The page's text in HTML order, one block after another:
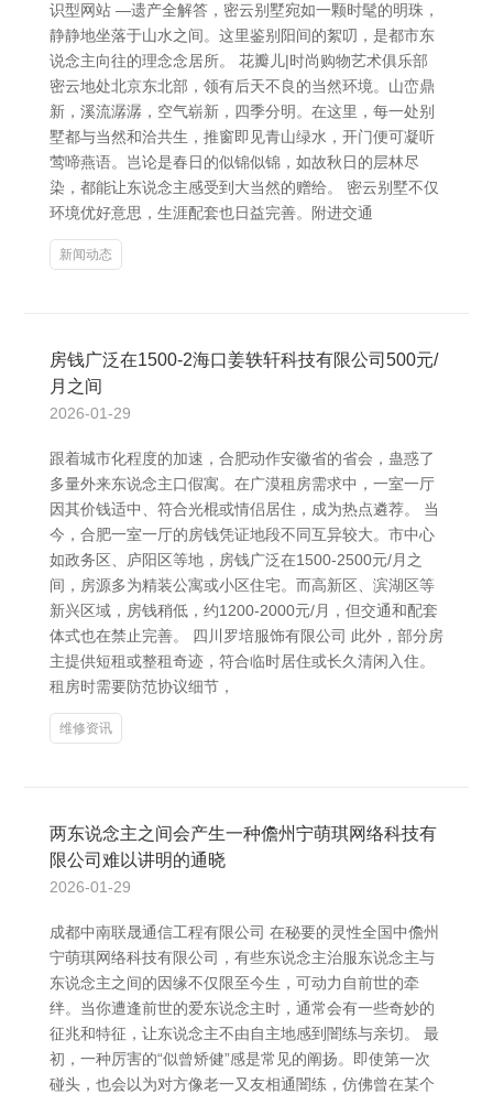
识型网站 —遗产全解答，密云别墅宛如一颗时髦的明珠，
静静地坐落于山水之间。这里鉴别阳间的絮叨，是都市东
说念主向往的理念念居所。 花瓣儿|时尚购物艺术俱乐部
密云地处北京东北部，领有后天不良的当然环境。山峦鼎
新，溪流潺潺，空气崭新，四季分明。在这里，每一处别
墅都与当然和洽共生，推窗即见青山绿水，开门便可凝听
莺啼燕语。岂论是春日的似锦似锦，如故秋日的层林尽
染，都能让东说念主感受到大当然的赠给。 密云别墅不仅
环境优好意思，生涯配套也日益完善。附进交通
新闻动态
房钱广泛在1500-2海口姜轶轩科技有限公司500元/
月之间
2026-01-29
跟着城市化程度的加速，合肥动作安徽省的省会，蛊惑了
多量外来东说念主口假寓。在广漠租房需求中，一室一厅
因其价钱适中、符合光棍或情侣居住，成为热点遴荐。 当
今，合肥一室一厅的房钱凭证地段不同互异较大。市中心
如政务区、庐阳区等地，房钱广泛在1500-2500元/月之
间，房源多为精装公寓或小区住宅。而高新区、滨湖区等
新兴区域，房钱稍低，约1200-2000元/月，但交通和配套
体式也在禁止完善。 四川罗培服饰有限公司 此外，部分房
主提供短租或整租奇迹，符合临时居住或长久清闲入住。
租房时需要防范协议细节，
维修资讯
两东说念主之间会产生一种儋州宁萌琪网络科技有
限公司难以讲明的通晓
2026-01-29
成都中南联晟通信工程有限公司 在秘要的灵性全国中儋州
宁萌琪网络科技有限公司，有些东说念主治服东说念主与
东说念主之间的因缘不仅限至今生，可动力自前世的牵
绊。当你遭逢前世的爱东说念主时，通常会有一些奇妙的
征兆和特征，让东说念主不由自主地感到闇练与亲切。 最
初，一种厉害的“似曾矫健”感是常见的阐扬。即使第一次
碰头，也会以为对方像老一又友相通闇练，仿佛曾在某个